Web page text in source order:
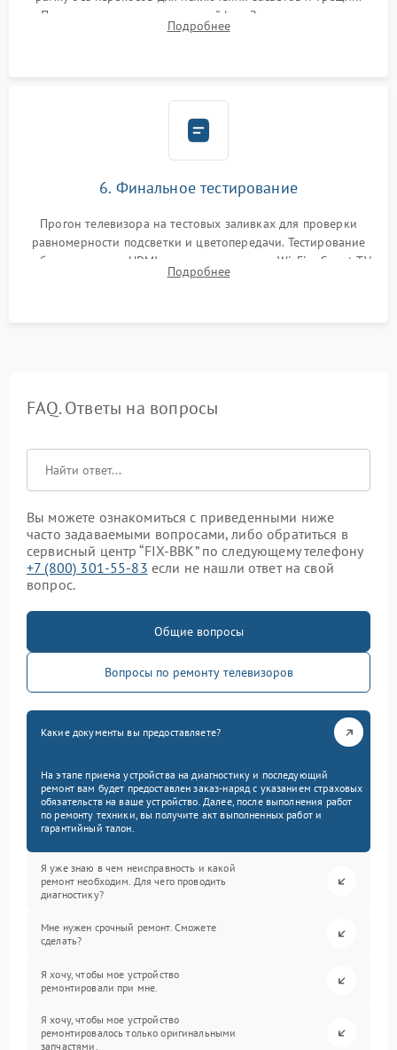
Подключение внутренних шлейфов. Закрытие корпуса.
Сброс настроек и обновление программного обеспечения.
Подробнее
6. Финальное тестирование
Прогон телевизора на тестовых заливках для проверки
равномерности подсветки и цветопередачи. Тестирование
работы разъемов HDMI, динамиков, модуля Wi-Fi и Smart TV
в рабочем режиме в течение нескольких часов.
Подробнее
FAQ. Ответы на вопросы
Вы можете ознакомиться с приведенными ниже
часто задаваемыми вопросами, либо обратиться в
сервисный центр “FIX-BBK” по следующему телефону
+7 (800) 301-55-83 если не нашли ответ на свой
вопрос.
Общие вопросы
Вопросы по ремонту телевизоров
Какие документы вы предоставляете?
На этапе приема устройства на диагностику и последующий
ремонт вам будет предоставлен заказ-наряд с указанием страховых
обязательств на ваше устройство. Далее, после выполнения работ
по ремонту техники, вы получите акт выполненных работ и
гарантийный талон.
Я уже знаю в чем неисправность и какой
ремонт необходим. Для чего проводить
диагностику?
Мне нужен срочный ремонт. Сможете
сделать?
Я хочу, чтобы мое устройство
ремонтировали при мне.
Я хочу, чтобы мое устройство
ремонтировалось только оригинальными
запчастями.